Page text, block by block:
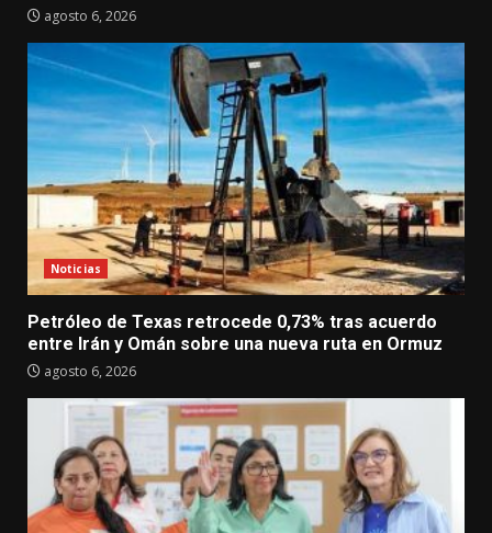
agosto 6, 2026
Noticias
Petróleo de Texas retrocede 0,73% tras acuerdo
entre Irán y Omán sobre una nueva ruta en Ormuz
agosto 6, 2026